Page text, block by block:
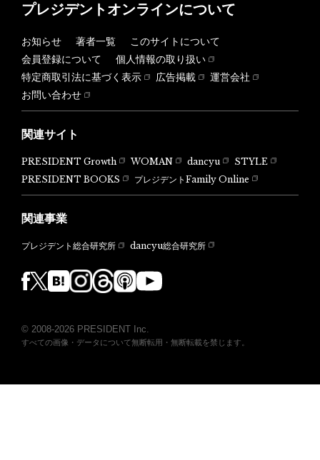
プレジデントオンラインについて
お知らせ 著者一覧
このサイトについて
会員登録について
個人情報の取り扱い
特定商取引法に基づく表示
広告掲載
運営会社
お問い合わせ
関連サイト
PRESIDENT Growth WOMAN dancyu
STYLE
PRESIDENT BOOKS
プレジデントFamily Online
関連事業
プレジデント総合研究所 dancyu総合研究所
© 2008-2026 PRESIDENT Inc.
すべての画像・データについて無断転用・無断転載を禁じます。